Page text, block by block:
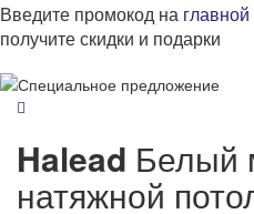
Введите промокод на
получите скидки и подарки
Halead Белый
натяжной